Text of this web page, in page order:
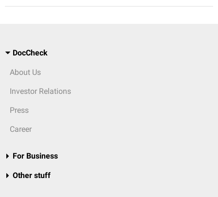
DocCheck
About Us
Investor Relations
Press
Career
For Business
Other stuff